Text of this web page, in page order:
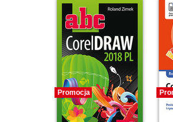
Promocja